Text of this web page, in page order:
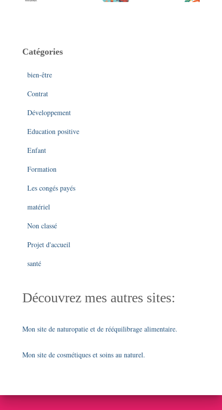
Catégories
bien-être
Contrat
Développement
Education positive
Enfant
Formation
Les congés payés
matériel
Non classé
Projet d'accueil
santé
Découvrez mes autres sites:
Mon site de naturopatie et de rééquilibrage alimentaire.
Mon site de cosmétiques et soins au naturel.